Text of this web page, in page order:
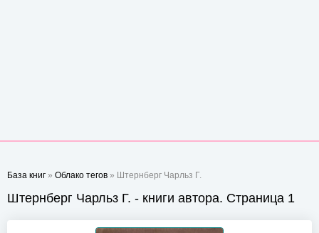
База книг » Облако тегов » Штернберг Чарльз Г.
Штернберг Чарльз Г. - книги автора. Страница 1